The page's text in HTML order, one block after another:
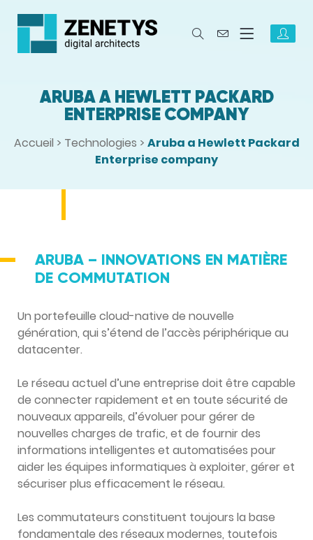
ARUBA A HEWLETT PACKARD
ENTERPRISE COMPANY
Accueil > Technologies > Aruba a Hewlett Packard
Enterprise company
ARUBA – INNOVATIONS EN MATIÈRE
DE COMMUTATION
Un portefeuille cloud-native de nouvelle
génération, qui s’étend de l’accès périphérique au
datacenter.
Le réseau actuel d’une entreprise doit être capable
de connecter rapidement et en toute sécurité de
nouveaux appareils, d’évoluer pour gérer de
nouvelles charges de trafic, et de fournir des
informations intelligentes et automatisées pour
aider les équipes informatiques à exploiter, gérer et
sécuriser plus efficacement le réseau.
Les commutateurs constituent toujours la base
fondamentale des réseaux modernes, toutefois